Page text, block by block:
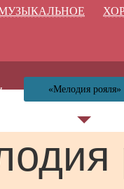
«Мелодия рояля»